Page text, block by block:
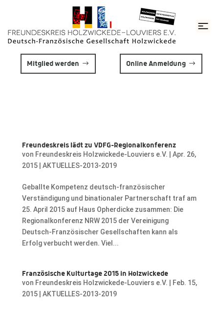
Mitglied werden Online Anmeldung
Freundeskreis lädt zu VDFG-Regionalkonferenz
von Freundeskreis Holzwickede-Louviers e.V. | Apr. 26,
2015| AKTUELLES-2013-2019
Geballte Kompetenz deutsch-französischer
Verständigung und binationaler Partnerschaft traf am
25. April 2015 auf Haus Opherdicke zusammen: Die
Regionalkonferenz NRW 2015 der Vereinigung
Deutsch-Französischer Gesellschaften kann als
Erfolg verbucht werden. Viel...
Französische Kulturtage 2015 in Holzwickede
von Freundeskreis Holzwickede-Louviers e.V. | Feb. 15,
2015| AKTUELLES-2013-2019